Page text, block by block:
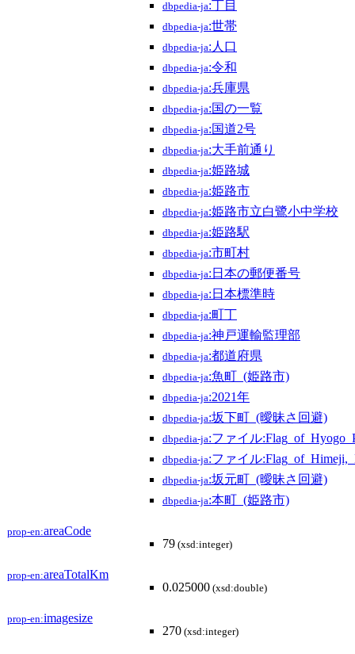
dbpedia-ja:丁目
dbpedia-ja:世帯
dbpedia-ja:人口
dbpedia-ja:令和
dbpedia-ja:兵庫県
dbpedia-ja:国の一覧
dbpedia-ja:国道2号
dbpedia-ja:大手前通り
dbpedia-ja:姫路城
dbpedia-ja:姫路市
dbpedia-ja:姫路市立白鷺小中学校
dbpedia-ja:姫路駅
dbpedia-ja:市町村
dbpedia-ja:日本の郵便番号
dbpedia-ja:日本標準時
dbpedia-ja:町丁
dbpedia-ja:神戸運輸監理部
dbpedia-ja:都道府県
dbpedia-ja:魚町_(姫路市)
dbpedia-ja:2021年
dbpedia-ja:坂下町_(曖昧さ回避)
dbpedia-ja:ファイル
dbpedia-ja:ファイル
dbpedia-ja:坂元町_(曖昧さ回避)
dbpedia-ja:本町_(姫路市)
prop-en:areaCode
79 (xsd:integer)
prop-en:areaTotalKm
0.025000 (xsd:double)
prop-en:imagesize
270 (xsd:integer)